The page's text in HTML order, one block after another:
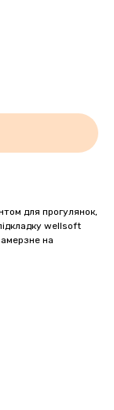
для прогулянок,
wellsoft
на